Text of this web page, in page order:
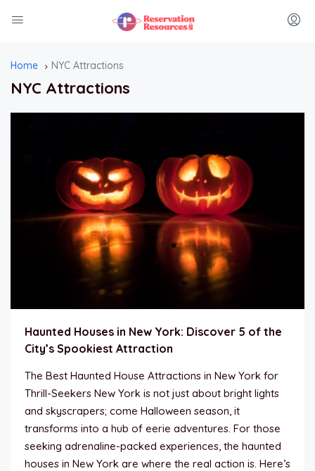
Home NYC Attractions
NYC Attractions
Haunted Houses in New York: Discover 5 of the
City’s Spookiest Attraction
The Best Haunted House Attractions in New York for
Thrill-Seekers New York is not just about bright lights
and skyscrapers; come Halloween season, it
transforms into a hub of eerie adventures. For those
seeking adrenaline-packed experiences, the haunted
houses in New York are where the real action is. Here’s